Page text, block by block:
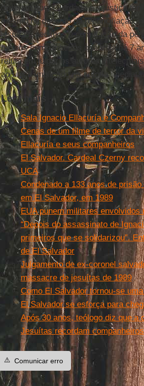
desejam que a verdade e a justiça
mesmo na questão da reconciliação,
jesuítas, pedimos a comutação da
nossos companheiros que está há 7
reluta em julgar os autores
ao único implicado na autoria imediata.
Leia mais
Sala Ignacio Ellacuría e
Cenas de um filme de terror da
Ellacuría e seus companheiros
El Salvador. Cardeal Czerny
UCA
Condenado a 133 anos de
em El Salvador, em 1989
EUA punem militares
“Depois do assassinato de
primeiros que se solidarizou”.
de El Salvador
Julgamento de ex-coronel
massacre de jesuítas de 1989
Como El Salvador tornou-se
El Salvador se esforça para
Após 30 anos, teólogo diz que a
Jesuítas recordam
⚠️ Comunicar erro